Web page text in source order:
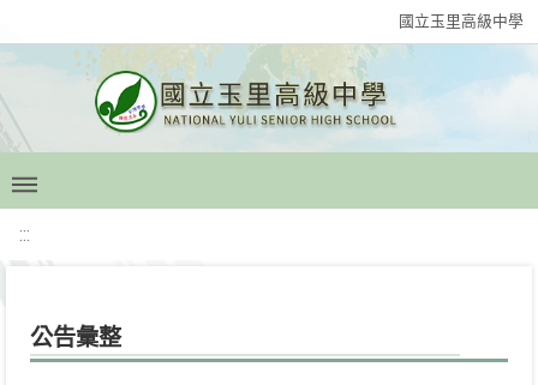
國立玉里高級中學
:::
公告彙整